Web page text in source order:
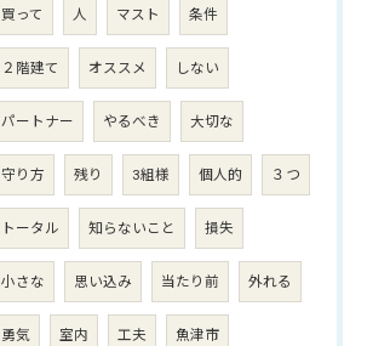
買って 人 マスト 条件
２階建て オススメ しない
パートナー やるべき 大切な
守り方 残り 3組様 個人的 ３つ
トータル 知らないこと 損失
小さな 思い込み 当たり前 外れる
勇気 室内 工夫 魚津市